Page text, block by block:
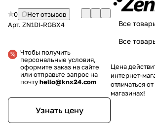
0
Нет отзывов
Арт. ZN1DI-RGBX4
Чтобы получить
персональные условия,
оформите заказ на сайте
или отправьте запрос на
почтуhello@knx24.com
Узнать цену
Все
Все
Цена
интернет-
отличаться
магазинах!